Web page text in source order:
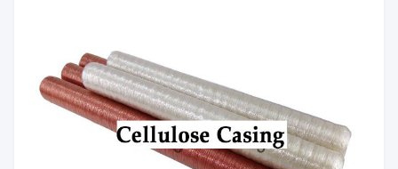
Farbe Rot, Blau, Durchsichtig, Streifen
Merkmal Durchlässige Würstchenhülsen
1 Karton